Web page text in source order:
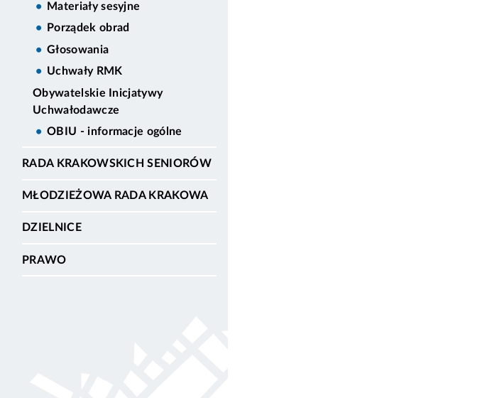
Materiały sesyjne
Porządek obrad
Głosowania
Uchwały RMK
Obywatelskie Inicjatywy
Uchwałodawcze
OBIU - informacje ogólne
RADA KRAKOWSKICH SENIORÓW
MŁODZIEŻOWA RADA KRAKOWA
DZIELNICE
PRAWO